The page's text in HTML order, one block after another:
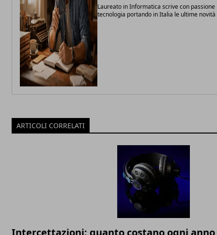
Laureato in Informatica scrive con
tecnologia portando in Italia le ultime novità
ARTICOLI CORRELATI
Intercettazioni: quanto costano ogni